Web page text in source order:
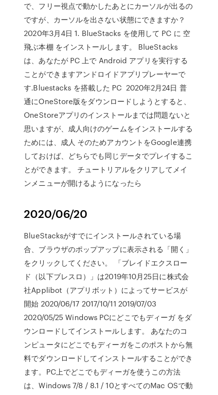
で、フリー視点で動かしたあとにカーソルが出るの
ですが、カーソルを出さない状態にできますか？
2020年3月4日 1. BlueStacks を使用して PC に 空
飛ぶ本棚 をインストールします。 BlueStacks
は、あなたが PC 上で Android アプリを実行する
ことができますアンドロイドアプリプレーヤーで
す.Bluestacks を搭載した PC 2020年2月24日 普
通にOneStore版をダウンロードしようとすると、
OneStoreアプリのインストールまでは問題ないと
思いますが、成人向けのゲームをインストールする
ためには、成人 そのためアカウントをGoogle連携
しておけば、どちらでも同じデータでプレイするこ
とができます。 チュートリアルをクリアしてメイ
ンメニューが開けるようになったら
2020/06/20
BlueStacksがすでにインストールされている場
合、ブラウザのポップアップに表示される「開く」
をクリックしてください。 「ブレイドエクスロー
ド（以下ブレスロ）」は2019年10月25日に株式会
社Applibot（アプリボット）によってサービスが
開始 2020/06/17 2017/10/11 2019/07/03
2020/05/25 Windows PCにどこでもディーガ をダ
ウンロードしてインストールします。 あなたのコ
ンピュータにどこでもディーガをこのポストから無
料でダウンロードしてインストールすることができ
ます。PC上でどこでもディーガを使うこの方法
は、Windows 7/8 / 8.1 / 10とすべてのMac OSで動